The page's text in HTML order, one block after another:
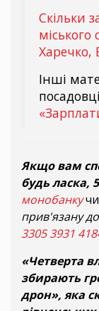
Скільки
Харечко,
Інші
Якщо вам
будь ласка,
монобанку
прив'язану
3305 3931
«Четверта
збирають
дрон», яка